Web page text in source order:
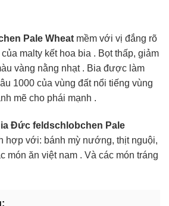
Pale Wheat mềm với vị đắng rõ
malty kết hoa bia . Bọt thấp, giảm
vàng nằng nhạt . Bia được làm
1000 của vùng đất nổi tiếng vùng
mẽ cho phái mạnh .
Đức feldschlobchen Pale
hợp với: bánh mỳ nướng, thịt nguội,
món ăn việt nam . Và các món tráng